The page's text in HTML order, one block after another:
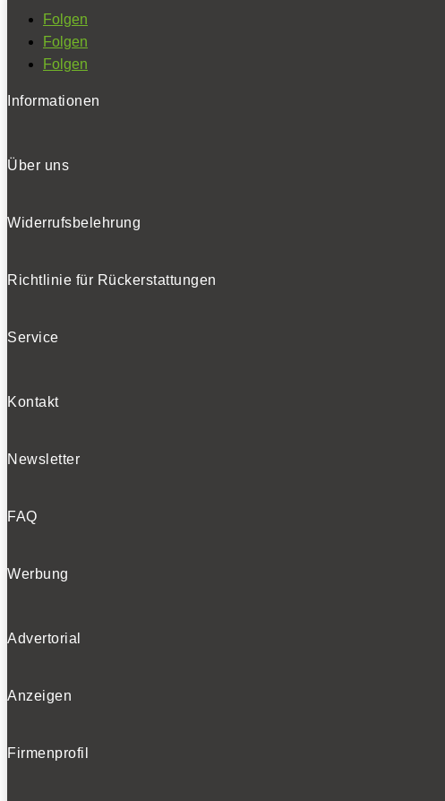
Folgen
Folgen
Folgen
Informationen
Über uns
Widerrufsbelehrung
Richtlinie für Rückerstattungen
Service
Kontakt
Newsletter
FAQ
Werbung
Advertorial
Anzeigen
Firmenprofil